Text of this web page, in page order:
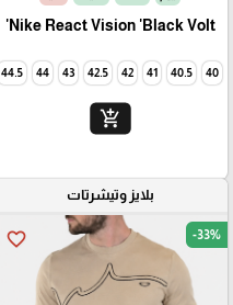
Nike React Vision 'Black Volt'
40
40.5
41
42
42.5
43
44
44.5
add_shopping_cart
بلايز وتيشرتات
favorite_border -33%